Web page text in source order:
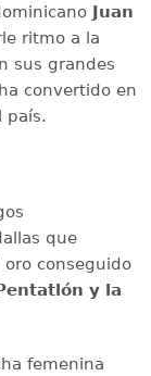
Juan
ritmo a la
sus grandes
convertido en
país.
que
conseguido
y la
femenina